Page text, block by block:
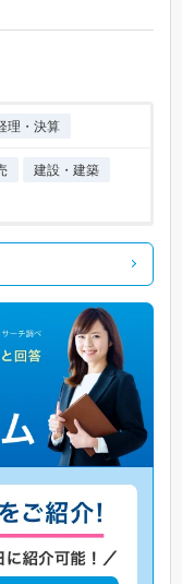
理・決算
建設・建築